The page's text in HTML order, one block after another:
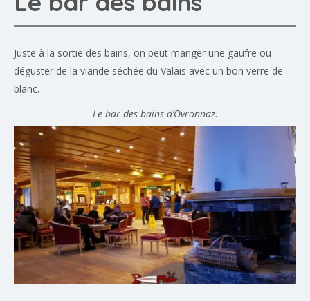
Juste à la sortie des bains, on peut manger une gaufre ou
déguster de la viande séchée du Valais avec un bon verre de
blanc.
Le bar des bains d’Ovronnaz.